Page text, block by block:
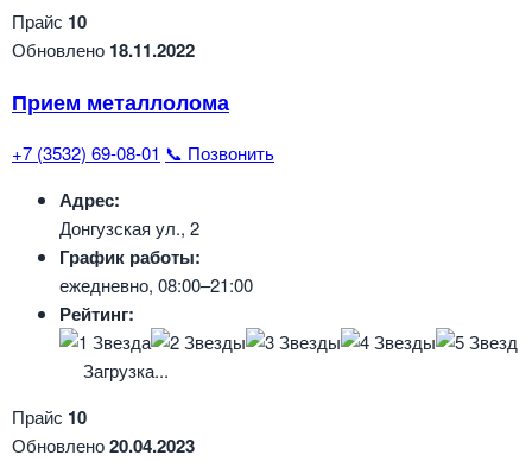
Прайс 10
Обновлено 18.11.2022
Прием металлолома
+7 (3532) 69-08-01 📞 Позвонить
Адрес:
Донгузская ул., 2
График работы:
ежедневно, 08:00–21:00
Рейтинг:
Загрузка...
Прайс 10
Обновлено20.04.2023